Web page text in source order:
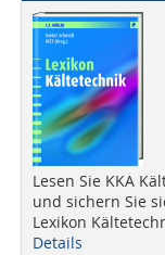
Lesen Sie KKA
und sichern Sie
Lexikon
Details